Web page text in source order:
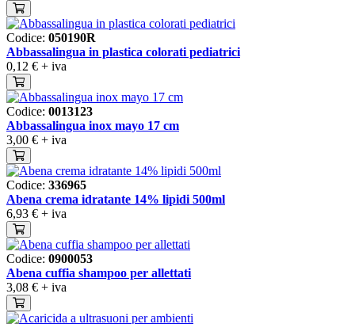
Codice: 050190R
Abbassalingua in plastica colorati pediatrici
0,12 € + iva
Codice: 0013123
Abbassalingua inox mayo 17 cm
3,00 € + iva
Codice: 336965
Abena crema idratante 14% lipidi 500ml
6,93 € + iva
Codice: 0900053
Abena cuffia shampoo per allettati
3,08 € + iva